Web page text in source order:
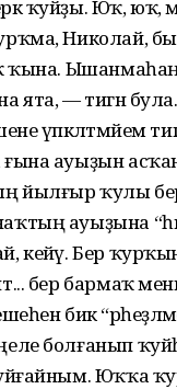
ҡуйҙы. Юҡ, юҡ,
Николай,
ҡына.
ята, — тигән була.
үпкәләтмәйем
ауыҙын
йылғыр ҡулы
ауыҙына
кейәү. Бер
бер бармаҡ менән
бик
болғанып
Юҡҡа